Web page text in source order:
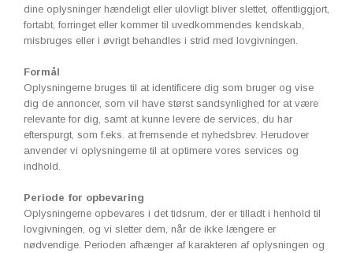
dine oplysninger hændeligt eller ulovligt bliver slettet, offentliggjort,
fortabt, forringet eller kommer til uvedkommendes kendskab,
misbruges eller i øvrigt behandles i strid med lovgivningen.
Formål
Oplysningerne bruges til at identificere dig som bruger og vise
dig de annoncer, som vil have størst sandsynlighed for at være
relevante for dig, samt at kunne levere de services, du har
efterspurgt, som f.eks. at fremsende et nyhedsbrev. Herudover
anvender vi oplysningerne til at optimere vores services og
indhold.
Periode for opbevaring
Oplysningerne opbevares i det tidsrum, der er tilladt i henhold til
lovgivningen, og vi sletter dem, når de ikke længere er
nødvendige. Perioden afhænger af karakteren af oplysningen og